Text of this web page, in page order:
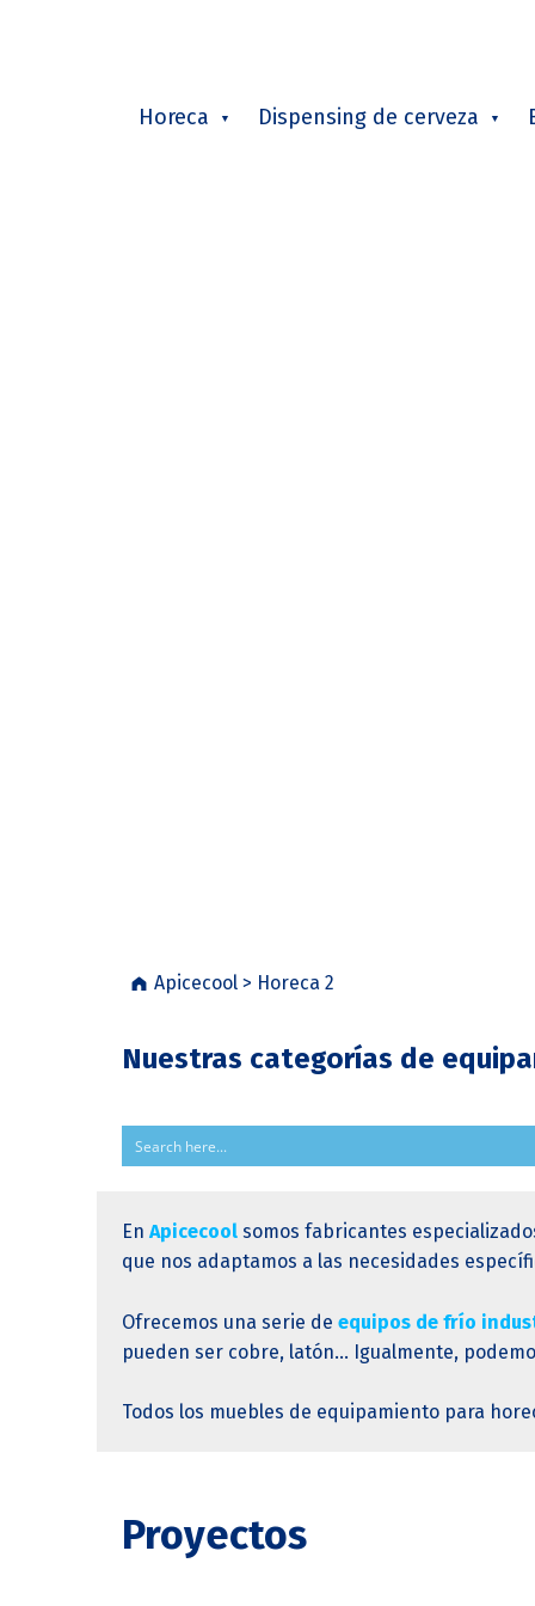
Horeca Dispensing de cerveza
Apicecool > Horeca 2
Nuestras categorías de
En Apicecoolsomos fabricantes
que nos adaptamos a las necesidades
Ofrecemos una serie de equipos de frío
pueden ser cobre, latón… Igualmente,
Todos los muebles de equipamiento para
Proyectos